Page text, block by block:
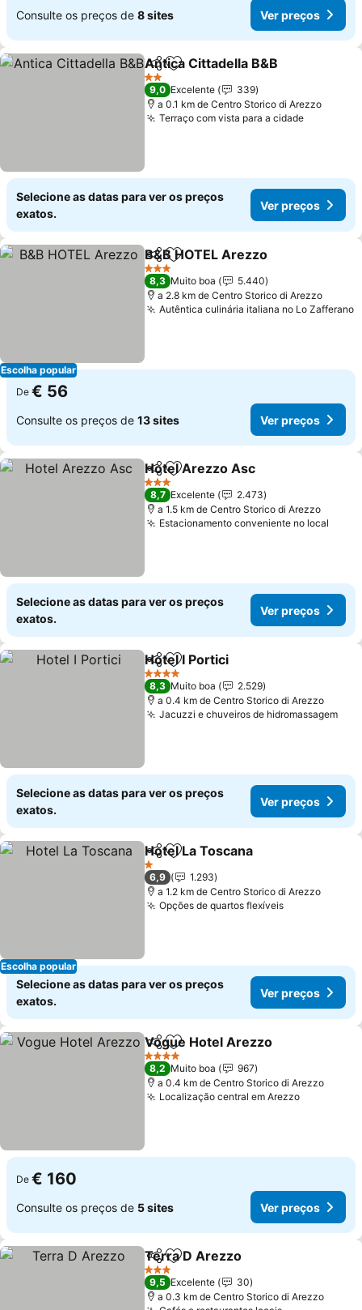
Consulte os preços de 8 sites Ver preços
PartilharAdicionar aos favoritos
Antica Cittadella B&B
2 Estrelas
9,0 Excelente
339
a 0.1 km de Centro Storico di Arezzo
Terraço com vista para a cidade
Selecione as datas para ver os preços
exatos.
Ver preços
Escolha popular
PartilharAdicionar aos favoritos
B&B HOTEL Arezzo
3 Estrelas
8,3 Muito boa
5.440
a 2.8 km de Centro Storico di Arezzo
Autêntica culinária italiana no Lo Zafferano
De € 56
Consulte os preços de 13 sites Ver preços
PartilharAdicionar aos favoritos
Hotel Arezzo Asc
3 Estrelas
8,7 Excelente
2.473
a 1.5 km de Centro Storico di Arezzo
Estacionamento conveniente no local
Selecione as datas para ver os preços
exatos.
Ver preços
PartilharAdicionar aos favoritos
Hotel I Portici
4 Estrelas
8,3 Muito boa
2.529
a 0.4 km de Centro Storico di Arezzo
Jacuzzi e chuveiros de hidromassagem
Selecione as datas para ver os preços
exatos.
Ver preços
Escolha popular
PartilharAdicionar aos favoritos
Hotel La Toscana
1 Estrelas
6,9
1.293
a 1.2 km de Centro Storico di Arezzo
Opções de quartos flexíveis
Selecione as datas para ver os preços
exatos.
Ver preços
PartilharAdicionar aos favoritos
Vogue Hotel Arezzo
4 Estrelas
8,2 Muito boa
967
a 0.4 km de Centro Storico di Arezzo
Localização central em Arezzo
De € 160
Consulte os preços de 5 sites Ver preços
PartilharAdicionar aos favoritos
Terra D Arezzo
3 Estrelas
9,5 Excelente
30
a 0.3 km de Centro Storico di Arezzo